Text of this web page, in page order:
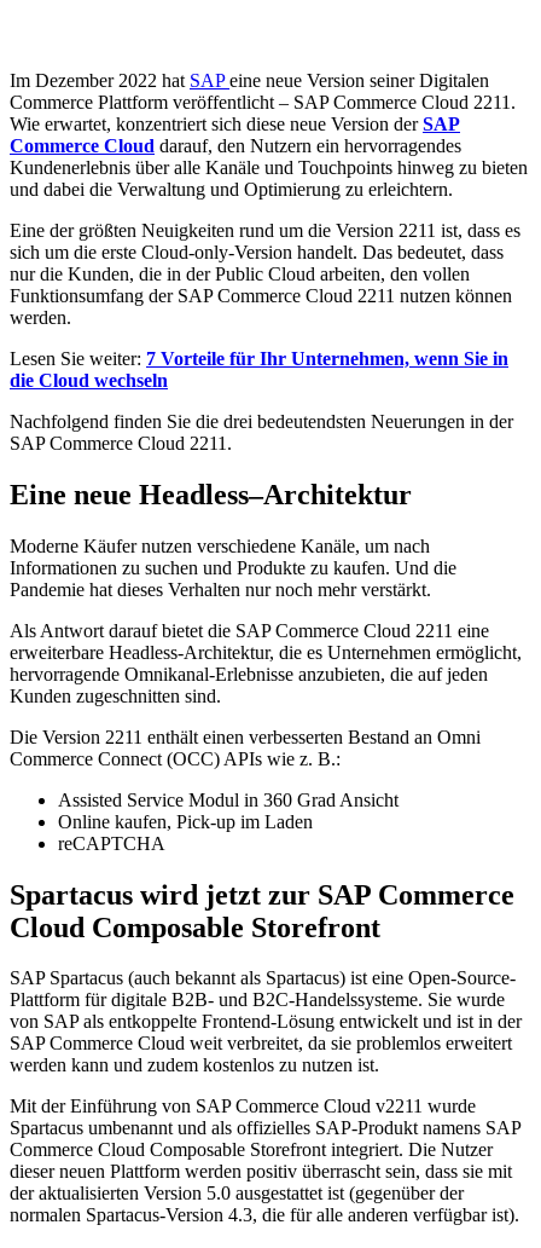
Im Dezember 2022 hat SAPeine neue Version seiner Digitalen
Commerce Plattform veröffentlicht – SAP Commerce Cloud 2211.
Wie erwartet, konzentriert sich diese neue Version derSAP
Commerce Cloud darauf, den Nutzern ein hervorragendes
Kundenerlebnis über alle Kanäle und Touchpoints hinweg zu bieten
und dabei die Verwaltung und Optimierung zu erleichtern.
Eine der größten Neuigkeiten rund um die Version 2211 ist, dass es
sich um die erste Cloud-only-Version handelt. Das bedeutet, dass
nur die Kunden, die in der Public Cloud arbeiten, den vollen
Funktionsumfang der SAP Commerce Cloud 2211 nutzen können
werden.
Lesen Sie weiter: 7 Vorteile für Ihr Unternehmen, wenn Sie in
die Cloud wechseln
Nachfolgend finden Sie die drei bedeutendsten Neuerungen in der
SAP Commerce Cloud 2211.
Eine neue Headless–Architektur
Moderne Käufer nutzen verschiedene Kanäle, um nach
Informationen zu suchen und Produkte zu kaufen. Und die
Pandemie hat dieses Verhalten nur noch mehr verstärkt.
Als Antwort darauf bietet die SAP Commerce Cloud 2211 eine
erweiterbare Headless-Architektur, die es Unternehmen ermöglicht,
hervorragende Omnikanal-Erlebnisse anzubieten, die auf jeden
Kunden zugeschnitten sind.
Die Version 2211 enthält einen verbesserten Bestand an Omni
Commerce Connect (OCC) APIs wie z. B.:
Assisted Service Modul in 360 Grad Ansicht
Online kaufen, Pick-up im Laden
reCAPTCHA
Spartacus wird jetzt zur SAP Commerce
Cloud Composable Storefront
SAP Spartacus (auch bekannt als Spartacus) ist eine Open-Source-
Plattform für digitale B2B- und B2C-Handelssysteme. Sie wurde
von SAP als entkoppelte Frontend-Lösung entwickelt und ist in der
SAP Commerce Cloud weit verbreitet, da sie problemlos erweitert
werden kann und zudem kostenlos zu nutzen ist.
Mit der Einführung von SAP Commerce Cloud v2211 wurde
Spartacus umbenannt und als offizielles SAP-Produkt namens SAP
Commerce Cloud Composable Storefront integriert. Die Nutzer
dieser neuen Plattform werden positiv überrascht sein, dass sie mit
der aktualisierten Version 5.0 ausgestattet ist (gegenüber der
normalen Spartacus-Version 4.3, die für alle anderen verfügbar ist).